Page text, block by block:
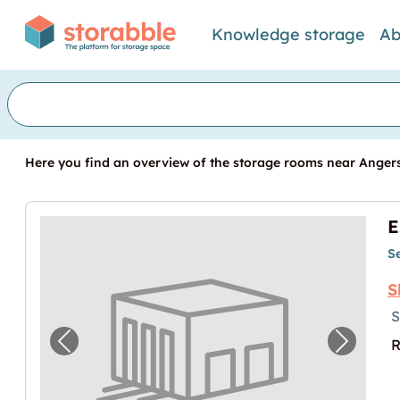
Knowledge storage
Here you find an overview of the storage rooms near
Previous image for "Espace de stockage
Next